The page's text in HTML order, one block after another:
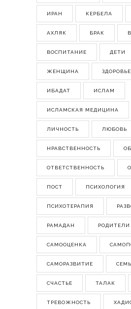
ИРАН КЕРБЕЛА
АХЛЯК БРАК
ВОСПИТАНИЕ ДЕТИ
ЖЕНЩИНА ЗДОРОВЬЕ
ИБАДАТ ИСЛАМ
ИСЛАМСКАЯ МЕДИЦИНА
ЛИЧНОСТЬ ЛЮБОВЬ
НРАВСТВЕННОСТЬ
ОТВЕТСТВЕННОСТЬ
ПОСТ ПСИХОЛОГИЯ
ПСИХОТЕРАПИЯ
РАМАДАН РОДИТЕЛИ
САМООЦЕНКА
САМОРАЗВИТИЕ
СЧАСТЬЕ ТАЛАК
ТРЕВОЖНОСТЬ